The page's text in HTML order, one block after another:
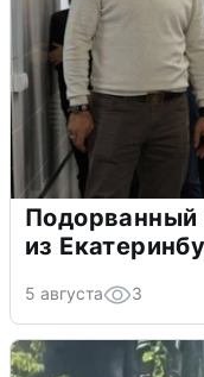
Подорванный
из
5 августа 3